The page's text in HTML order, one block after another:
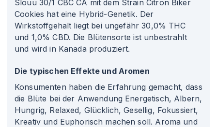
Slouu 30/1 CBC CA mit dem Strain Citron Biker
Cookies hat eine Hybrid-Genetik. Der
Wirkstoffgehalt liegt bei ungefähr 30,0% THC
und 1,0% CBD. Die Blütensorte ist unbestrahlt
und wird in Kanada produziert.
Die typischen Effekte und Aromen
Konsumenten haben die Erfahrung gemacht, dass
die Blüte bei der Anwendung Energetisch, Albern,
Hungrig, Relaxed, Glücklich, Gesellig, Fokussiert,
Kreativ und Euphorisch machen soll. Aroma und